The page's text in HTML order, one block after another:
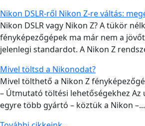
Nikon DSLR-ről Nikon Z-re váltás:
Nikon DSLR vagy Nikon Z? A tükör
fényképezőgépek ma már nem a
jelenlegi standardot. A Nikon Z
Mivel töltsd a Nikonodat?
Mivel tölthető a Nikon Z
– Útmutató töltési lehetőségekhez Az
egyre több gyártó – köztük a Nikon –...